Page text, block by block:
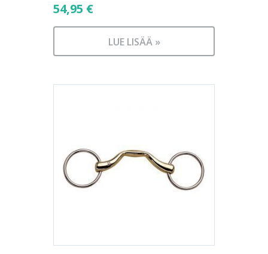
54,95 €
LUE LISÄÄ »